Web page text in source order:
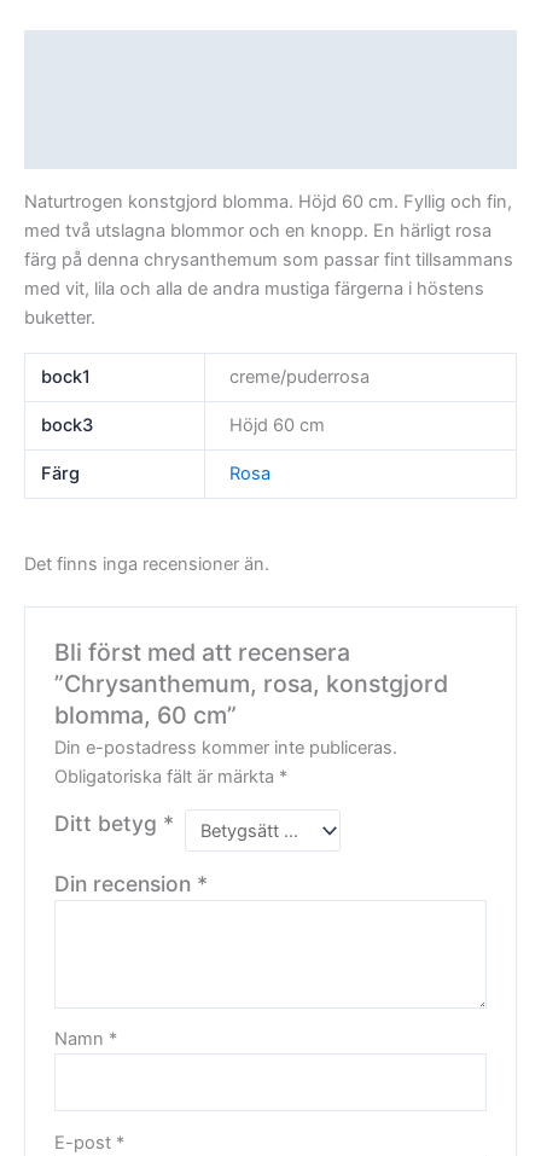
Naturtrogen konstgjord blomma. Höjd 60 cm. Fyllig och fin,
med två utslagna blommor och en knopp. En härligt rosa
färg på denna chrysanthemum som passar fint tillsammans
med vit, lila och alla de andra mustiga färgerna i höstens
buketter.
bock1 creme/puderrosa
bock3 Höjd 60 cm
Färg Rosa
Det finns inga recensioner än.
Bli först med att recensera
”Chrysanthemum, rosa, konstgjord
blomma, 60 cm”
Din e-postadress kommer inte publiceras.
Obligatoriska fält är märkta *
Ditt betyg *
Din recension *
Namn *
E-post *